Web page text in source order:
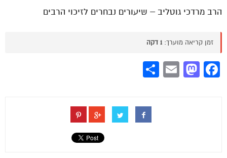
הרב מרדכי גוטליב – שיעורים נבחרים לזיכוי הרבים
זמן קריאה מוערך: 1 דקה
Facebook
Mastodon
Email